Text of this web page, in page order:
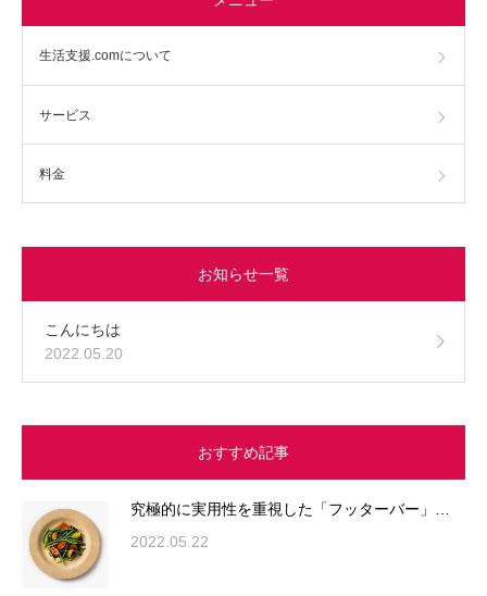
生活支援.comについて
サービス
料金
お知らせ一覧
こんにちは
2022.05.20
おすすめ記事
究極的に実用性を重視した「フッターバー」…
2022.05.22